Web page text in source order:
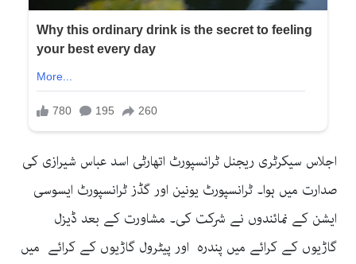
اجلاس سیکرٹری ریجنل ٹرانسپورٹ اتھارٹی اسد عباس شیرازی کی
صدارت میں ہوا۔ ٹرانسپورٹ یونین اور گڈز ٹرانسپورٹ ایسوسی
ایشن کے نمائندوں نے شرکت کی۔ مشاورت کے بعد ڈیزل
گاڑیوں کے کرائے میں پندرہ اور پیٹرول گاڑیوں کے کرائے میں